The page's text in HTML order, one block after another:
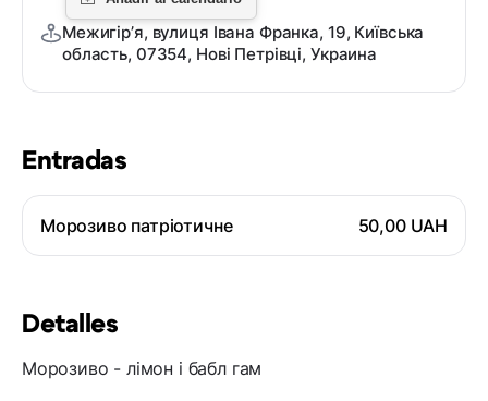
Entradas
Морозиво патріотичне 50,00 UAH
Detalles
Морозиво - лімон і бабл гам
Межигірʼя, вулиця Івана Франка, 19, Київська
область, 07354, Нові Петрівці, Украина